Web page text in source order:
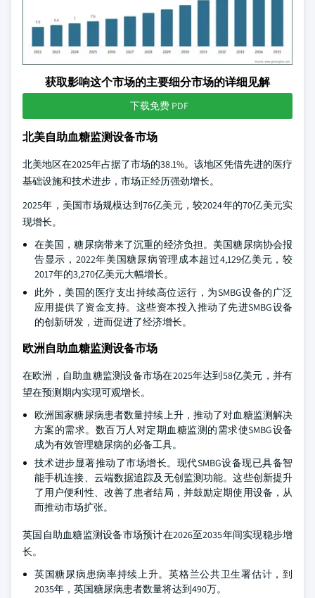
获取影响这个市场的主要细分市场的详细见解
下载免费 PDF
北美自助血糖监测设备市场
北美地区在2025年占据了市场的38.1%。该地区凭借先进的医疗
基础设施和技术进步，市场正经历强劲增长。
2025年，美国市场规模达到76亿美元，较2024年的70亿美元实
现增长。
在美国，糖尿病带来了沉重的经济负担。美国糖尿病协会报
告显示，2022年美国糖尿病管理成本超过4,129亿美元，较
2017年的3,270亿美元大幅增长。
此外，美国的医疗支出持续高位运行，为SMBG设备的广泛
应用提供了资金支持。这些资本投入推动了先进SMBG设备
的创新研发，进而促进了经济增长。
欧洲自助血糖监测设备市场
在欧洲，自助血糖监测设备市场在2025年达到58亿美元，并有
望在预测期内实现可观增长。
欧洲国家糖尿病患者数量持续上升，推动了对血糖监测解决
方案的需求。数百万人对定期血糖监测的需求使SMBG设备
成为有效管理糖尿病的必备工具。
技术进步显著推动了市场增长。现代SMBG设备现已具备智
能手机连接、云端数据追踪及无创监测功能。这些创新提升
了用户便利性、改善了患者结局，并鼓励定期使用设备，从
而推动市场扩张。
英国自助血糖监测设备市场预计在2026至2035年间实现稳步增
长。
英国糖尿病患病率持续上升。英格兰公共卫生署估计，到
2035年，英国糖尿病患者数量将达到490万。